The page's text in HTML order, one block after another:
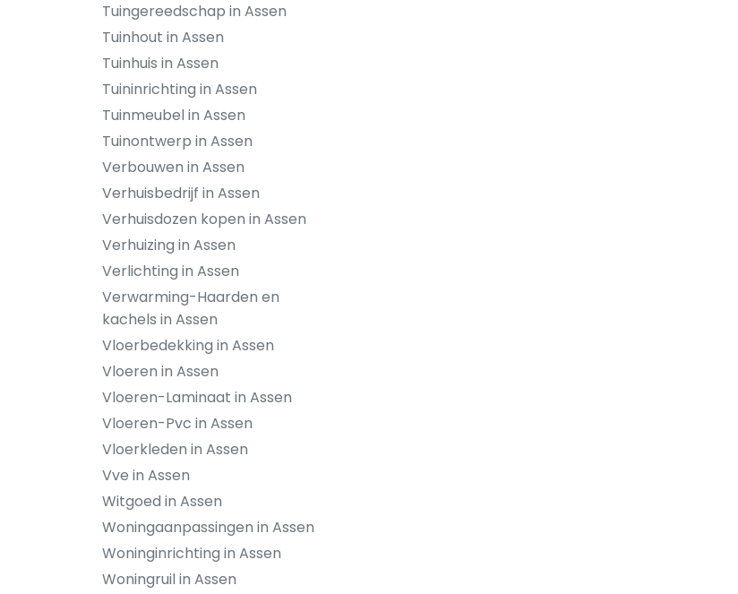
Tuingereedschap in Assen
Tuinhout in Assen
Tuinhuis in Assen
Tuininrichting in Assen
Tuinmeubel in Assen
Tuinontwerp in Assen
Verbouwen in Assen
Verhuisbedrijf in Assen
Verhuisdozen kopen in Assen
Verhuizing in Assen
Verlichting in Assen
Verwarming-Haarden en
kachels in Assen
Vloerbedekking in Assen
Vloeren in Assen
Vloeren-Laminaat in Assen
Vloeren-Pvc in Assen
Vloerkleden in Assen
Vve in Assen
Witgoed in Assen
Woningaanpassingen in Assen
Woninginrichting in Assen
Woningruil in Assen